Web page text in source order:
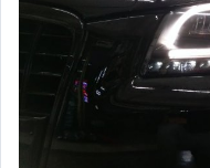
專用霧燈 原廠型
專用霧燈 魚眼版
專用霧燈 LED版